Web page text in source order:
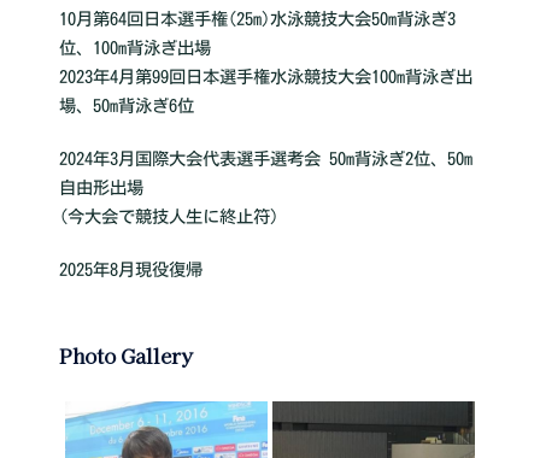
10月第64回日本選手権(25m)水泳競技大会50m背泳ぎ3
位、100m背泳ぎ出場
2023年4月第99回日本選手権水泳競技大会100m背泳ぎ出
場、50m背泳ぎ6位
2024年3月国際大会代表選手選考会 50m背泳ぎ2位、50m
自由形出場
(今大会で競技人生に終止符)
2025年8月現役復帰
Photo Gallery